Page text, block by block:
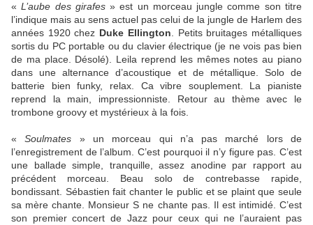
« L’aube des girafes» est un morceau jungle comme son titre
l’indique mais au sens actuel pas celui de la jungle de Harlem des
années 1920 chez Duke Ellington . Petits bruitages métalliques
sortis du PC portable ou du clavier électrique (je ne vois pas bien
de ma place. Désolé). Leila reprend les mêmes notes au piano
dans une alternance d’acoustique et de métallique. Solo de
batterie bien funky, relax. Ca vibre souplement. La pianiste
reprend la main, impressionniste. Retour au thème avec le
trombone groovy et mystérieux à la fois.
«Soulmates » un morceau qui n’a pas marché lors de
l’enregistrement de l’album. C’est pourquoi il n’y figure pas. C’est
une ballade simple, tranquille, assez anodine par rapport au
précédent morceau. Beau solo de contrebasse rapide,
bondissant. Sébastien fait chanter le public et se plaint que seule
sa mère chante. Monsieur S ne chante pas. Il est intimidé. C’est
son premier concert de Jazz pour ceux qui ne l’auraient pas